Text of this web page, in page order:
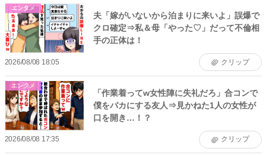
エンタメ
夫「嫁がいないから泊まりに来いよ」誤爆で
クロ確定⇒私＆母「やった♡」だって不倫相
手の正体は！
2026/08/08 18:05 クリップ
エンタメ
「作業着ってw女性陣に失礼だろ」合コンで
僕をバカにする友人⇒見かねた1人の女性が
口を開き…！？
2026/08/08 17:35 クリップ